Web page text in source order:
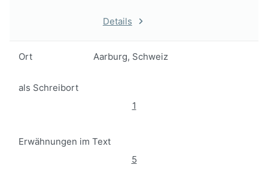
Details
Ort Aarburg, Schweiz
als Schreibort
1
Erwähnungen im Text
5